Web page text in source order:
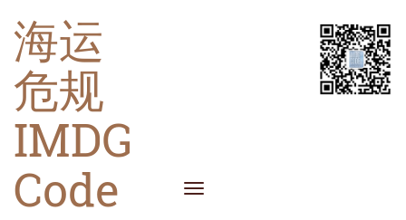
海运
危规
IMDG
Code